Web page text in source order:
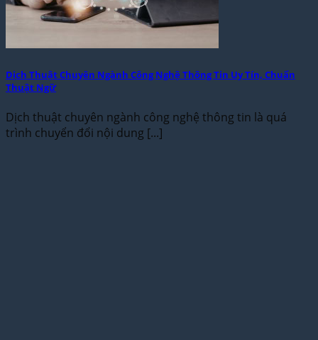
Dịch Thuật Chuyên Ngành Công Nghệ Thông Tin Uy Tín, Chuẩn
Thuật Ngữ
Dịch thuật chuyên ngành công nghệ thông tin là quá
trình chuyển đổi nội dung [...]